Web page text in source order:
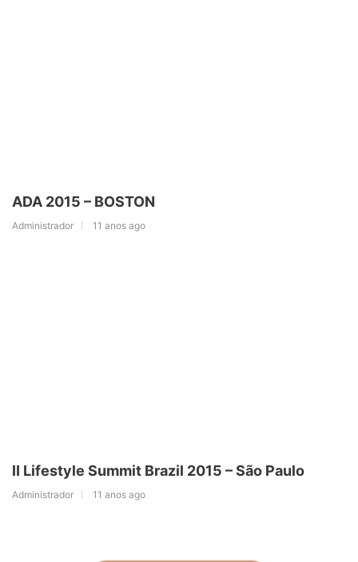
ADA 2015 – BOSTON
Administrador 11 anos ago
II Lifestyle Summit Brazil 2015 – São Paulo
Administrador 11 anos ago